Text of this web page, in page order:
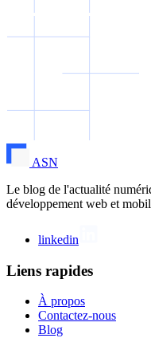
ASN
Le blog de l'actualité
développement web et
linkedin
Liens rapides
À propos
Contactez-nous
Blog